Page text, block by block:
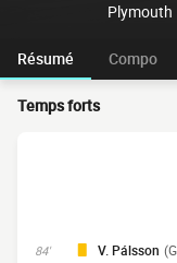
Plymouth
Résumé Compo
Temps forts
84' V. Pálsson